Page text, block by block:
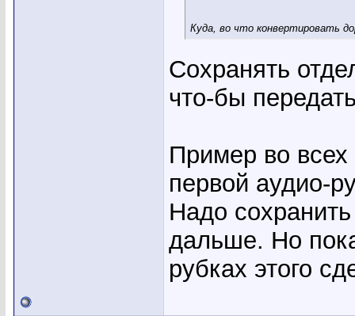
Куда, во что конвертировать
Сохранять
что-бы
Пример во всех
первой аудио-
Надо
дальше. Но
рубках этого